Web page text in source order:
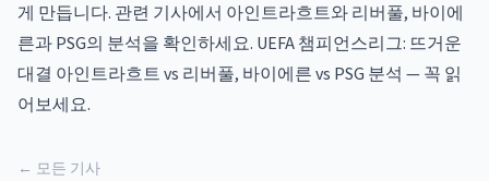
게 만듭니다. 관련 기사에서 아인트라흐트와 리버풀, 바이에
른과 PSG의 분석을 확인하세요. UEFA 챔피언스리그: 뜨거운
대결 아인트라흐트 vs 리버풀, 바이에른 vs PSG 분석 — 꼭 읽
어보세요.
← 모든 기사